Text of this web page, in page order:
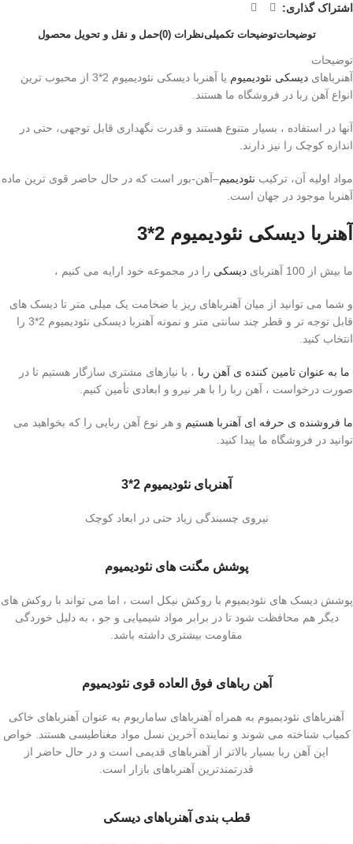
اشتراک گذاری:
توضیحاتتوضیحات تکمیلینظرات (0) حمل و نقل و تحویل محصول
توضیحات
آهنرباهای دیسکی نئودیمیوم
یا آهنربا دیسکی نئودیمیوم 2*3 از محبوب ترین
انواع آهن ربا در فروشگاه ما هستند
آنها در استفاده ، بسیار متنوع هستند و قدرت نگهداری قابل توجهی، حتی در
اندازه کوچک را نیز دارند
مواد اولیه آن، ترکیب نئودیمیم–آهن-بور است که در حال حاضر قوی ترین ماده
آهنربا موجود در جهان است
آهنربا دیسکی نئودیمیوم 2*3
ما بیش از 100 آهنربای دیسکی را در مجموعه خود ارایه می کنیم ،
و شما می توانید از میان آهنرباهای ریز با ضخامت یک میلی متر تا دیسک های
قابل توجه تر و قطر چند سانتی متر و نمونه آهنربا دیسکی نئودیمیوم 2*3 را
انتخاب کنید
ما به عنوان تامین کننده ی آهن ربا ، با نیازهای مشتری سازگار هستیم تا در
صورت درخواست ، آهن ربا را با هر نیرو و ابعادی تأمین کنیم
ما فروشنده ی حرفه ای آهنربا هستیم و هر نوع آهن ربایی را که بخواهید می
توانید در فروشگاه ما پیدا کنید
آهنربای نئودیمیوم 2*3
نیروی چسبندگی زیاد حتی در ابعاد کوچک
پوشش مگنت های نئودیمیوم
پوشش دیسک های نئودیمیوم با روکش نیکل است ، اما می تواند با روکش های
دیگر هم محافظت شود تا در برابر مواد شیمیایی و جو ، به دلیل خوردگی
مقاومت بیشتری داشته باشد.
آهن رباهای فوق العاده قوی نئودیمیوم
آهنرباهای نئودیمیوم به همراه آهنرباهای ساماریوم به عنوان آهنرباهای خاکی
کمیاب شناخته می شوند و نماینده آخرین نسل مواد مغناطیسی هستند. خواص
این آهن ربا بسیار بالاتر از آهنرباهای قدیمی است و در حال حاضر از
قدرتمندترین آهنرباهای بازار است.
قطب بندی آهنرباهای دیسکی